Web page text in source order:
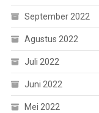
September 2022
Agustus 2022
Juli 2022
Juni 2022
Mei 2022